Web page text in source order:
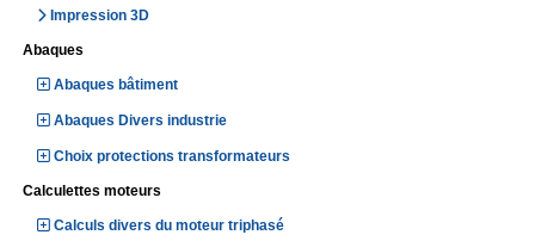
Impression 3D
Abaques
Abaques bâtiment
Abaques Divers industrie
Choix protections transformateurs
Calculettes moteurs
Calculs divers du moteur triphasé